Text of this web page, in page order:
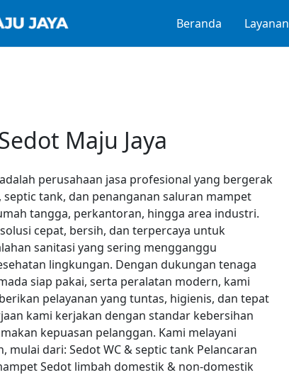
Beranda Layanan
Maju Jaya
adalah perusahaan jasa profesional yang bergerak
septic tank, dan penanganan saluran mampet
tangga, perkantoran, hingga area industri.
cepat, bersih, dan terpercaya untuk
sanitasi yang sering mengganggu
lingkungan. Dengan dukungan tenaga
siap pakai, serta peralatan modern, kami
pelayanan yang tuntas, higienis, dan tepat
kami kerjakan dengan standar kebersihan
kepuasan pelanggan. Kami melayani
mulai dari: Sedot WC & septic tank Pelancaran
Sedot limbah domestik & non-domestik